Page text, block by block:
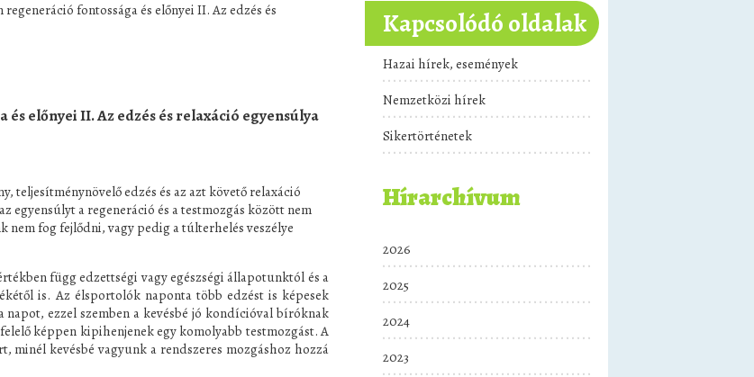
fontossága és előnyei II. Az edzés és
előnyei II. Az edzés és relaxáció egyensúlya
edzés és az azt követő relaxáció
egyensúlyt a regeneráció és a testmozgás között nem
fog fejlődni, vagy pedig a túlterhelés veszélye
függ edzettségi vagy egészségi állapotunktól és a
is. Az élsportolók naponta több edzést is képesek
ezzel szemben a kevésbé jó kondícióval bíróknak
képpen kipihenjenek egy komolyabb testmozgást. A
kevésbé vagyunk a rendszeres mozgáshoz hozzá
Kapcsolódó oldalak
Hazai hírek, események
Nemzetközi hírek
Sikertörténetek
Hírarchívum
2026
2025
2024
2023